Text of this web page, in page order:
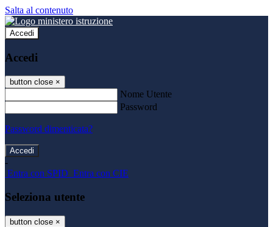
Salta al contenuto
Accedi
Accedi
button close ×
Nome Utente
Password
Password dimenticata?
-
Entra con SPID Entra con CIE
Seleziona utente
button close ×